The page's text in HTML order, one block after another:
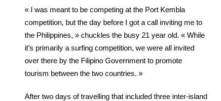
« I was meant to be competing at the Port Kembla
competition, but the day before I got a call inviting me to
the Philippines, » chuckles the busy 21 year old. « While
it’s primarily a surfing competition, we were all invited
over there by the Filipino Government to promote
tourism between the two countries. »
After two days of travelling that included three inter-island